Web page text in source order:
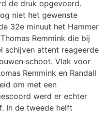
de druk opgevoerd.
niet het gewenste
32e minuut het Hammer
Remmink die bij
schijven attent reageerde
schoot. Vlak voor
Remmink en Randall
om met een
werd er echter
In de tweede helft